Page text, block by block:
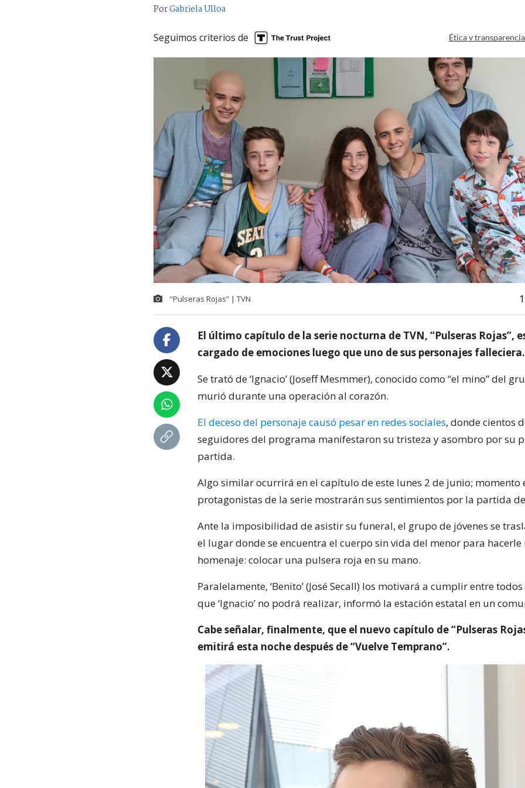
PorGabriela Ulloa
Seguimos criterios de Ética y
“Pulseras Rojas” | TVN
El último capítulo de la serie nocturna de TVN, “Pulseras Rojas”,
cargado de emociones luego que uno de sus personajes falleciera.
Se trató de ‘Ignacio’ (Joseff Mesmmer), conocido como “el mino” del
murió durante una operación al corazón.
El deceso del personaje causó pesar en redes sociales, donde cientos
seguidores del programa manifestaron su tristeza y asombro por su
partida.
Algo similar ocurrirá en el capítulo de este lunes 2 de junio; momento
protagonistas de la serie mostrarán sus sentimientos por la partida
Ante la imposibilidad de asistir su funeral, el grupo de jóvenes se
el lugar donde se encuentra el cuerpo sin vida del menor para
homenaje: colocar una pulsera roja en su mano.
Paralelamente, ‘Benito’ (José Secall) los motivará a cumplir entre
que ‘Ignacio’ no podrá realizar, informó la estación estatal en un
Cabe señalar, finalmente, que el nuevo capítulo de “Pulseras
emitirá esta noche después de “Vuelve Temprano”.